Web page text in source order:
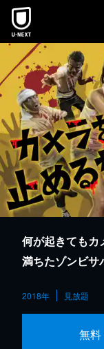
本文へスキップ
何が起きてもカ
満ちたゾンビサ
2018年 見放題
無